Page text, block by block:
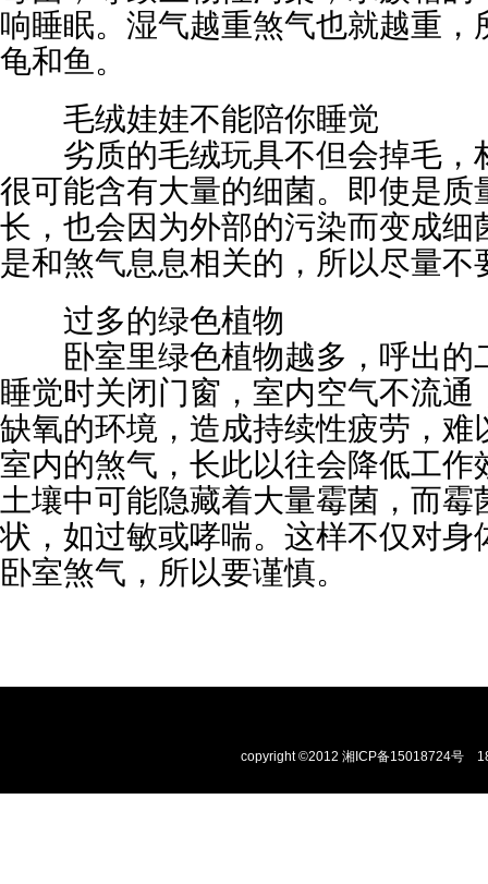
响睡眠。湿气越重煞气也就越重
龟和鱼。
毛绒娃娃不能陪你睡觉
劣质的毛绒玩具不但会掉毛，
很可能含有大量的细菌。即使是质
长，也会因为外部的污染而变成细
是和煞气息息相关的，所以尽量
过多的绿色植物
卧室里绿色植物越多，呼出的
睡觉时关闭门窗，室内空气不流
缺氧的环境，造成持续性疲劳，难
室内的煞气，长此以往会降低工
土壤中可能隐藏着大量霉菌，而
状，如过敏或哮喘。这样不仅对身
卧室煞气，所以要谨慎。
copyright ©2012 湘ICP备15018724号